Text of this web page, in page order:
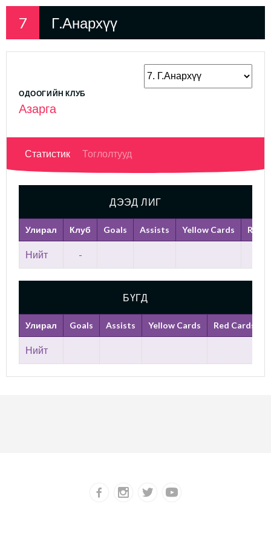
7 Г.Анархүү
ОДООГИЙН КЛУБ
Азарга
Статистик Тоглолтууд
ДЭЭД ЛИГ
Улирал Клуб Goals Assists Yellow Cards Red
Нийт -
БҮГД
Улирал Goals Assists Yellow Cards Red Cards
Нийт